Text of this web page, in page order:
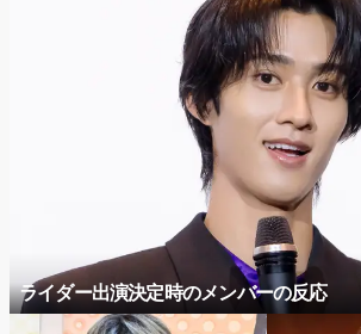
ライダー出演決定時のメンバーの反応